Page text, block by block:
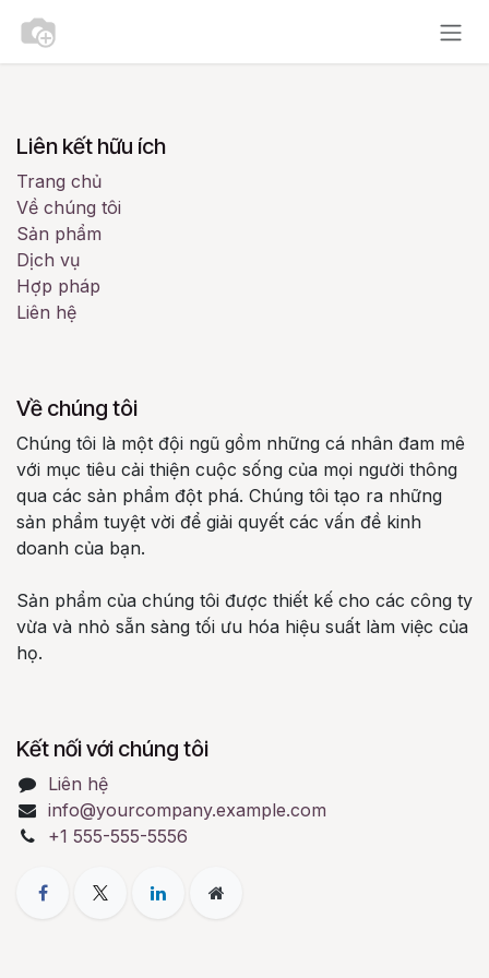
Liên kết hữu ích
Trang chủ
Về chúng tôi
Sản phẩm
Dịch vụ
Hợp pháp
Liên hệ
Về chúng tôi
Chúng tôi là một đội ngũ gồm những cá nhân đam mê
với mục tiêu cải thiện cuộc sống của mọi người thông
qua các sản phẩm đột phá. Chúng tôi tạo ra những
sản phẩm tuyệt vời để giải quyết các vấn đề kinh
doanh của bạn.
Sản phẩm của chúng tôi được thiết kế cho các công ty
vừa và nhỏ sẵn sàng tối ưu hóa hiệu suất làm việc của
họ.
Kết nối với chúng tôi
Liên hệ
info@yourcompany.example.com
+1 555-555-5556